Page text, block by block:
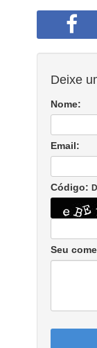
Deixe
Nome:
Email:
Código:
Seu